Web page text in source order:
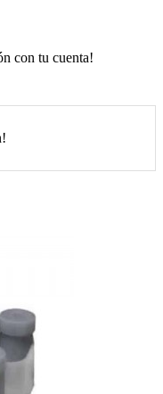
con tu cuenta!